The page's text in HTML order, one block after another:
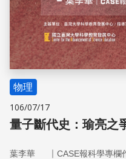
物理
106/07/17
量子斷代史：瑜亮之
葉李華 ｜ CASE報科學專欄